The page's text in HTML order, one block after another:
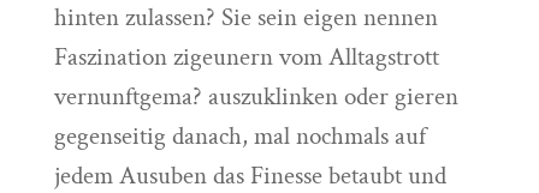
hinten zulassen? Sie sein eigen nennen
Faszination zigeunern vom Alltagstrott
vernunftgema? auszuklinken oder gieren
gegenseitig danach, mal nochmals auf
jedem Ausuben das Finesse betaubt und